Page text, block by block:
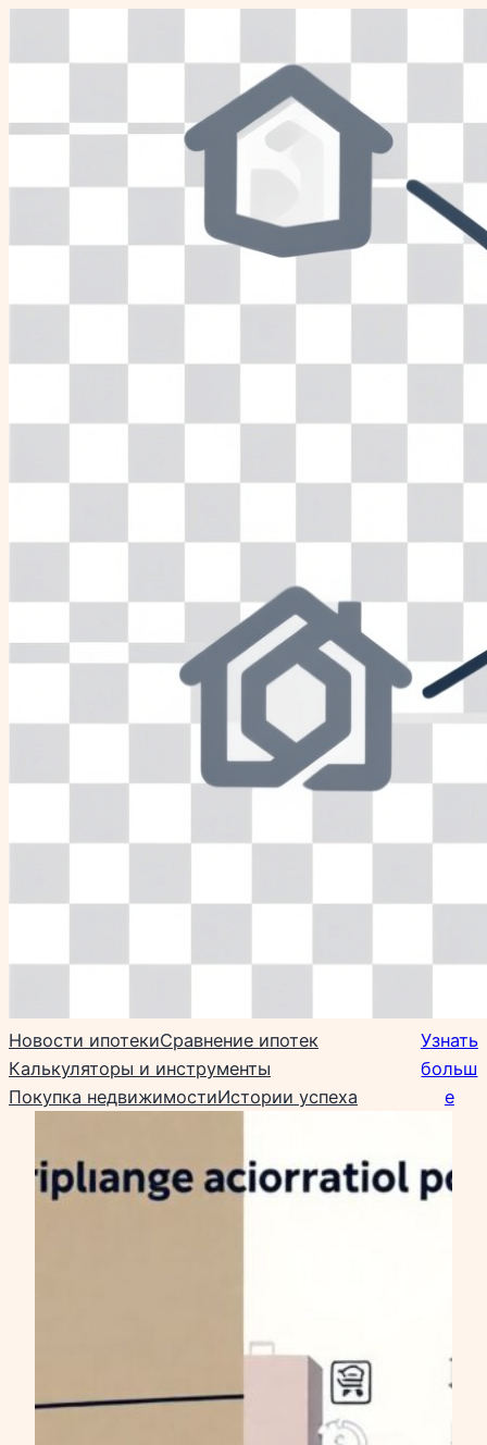
Новости ипотекиСравнение ипотек
Калькуляторы и инструменты
Покупка недвижимостиИстории успеха
Узнать
больш
е